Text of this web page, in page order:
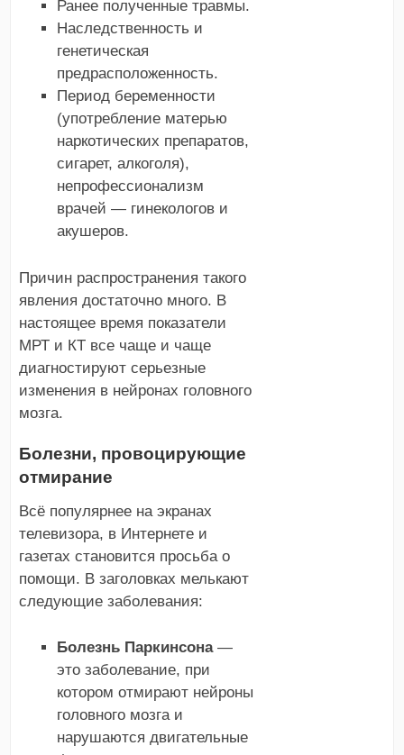
Ранее полученные травмы.
Наследственность и
генетическая
предрасположенность.
Период беременности
(употребление матерью
наркотических препаратов,
сигарет, алкоголя),
непрофессионализм
врачей — гинекологов и
акушеров.
Причин распространения такого
явления достаточно много. В
настоящее время показатели
МРТ и КТ все чаще и чаще
диагностируют серьезные
изменения в нейронах головного
мозга.
Болезни, провоцирующие
отмирание
Всё популярнее на экранах
телевизора, в Интернете и
газетах становится просьба о
помощи. В заголовках мелькают
следующие заболевания:
Болезнь Паркинсона—
это заболевание, при
котором отмирают нейроны
головного мозга и
нарушаются двигательные